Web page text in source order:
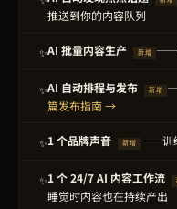
推送到你的内容队列
✨AI 批量内容生产 新增 ——
✨AI 自动排程与发布 新增
篇发布指南 →
✨1 个品牌声音 新增 ——训
✨1 个 24/7 AI 内容工作流
睡觉时内容也在持续产出